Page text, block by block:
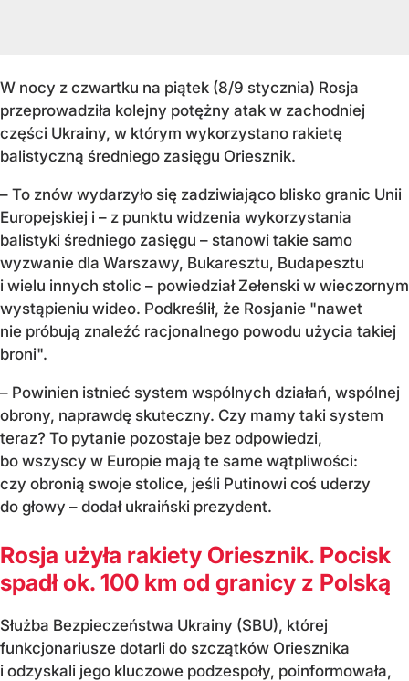
W nocy z czwartku na piątek (8/9 stycznia) Rosja
przeprowadziła kolejny potężny atak w zachodniej
części Ukrainy, w którym wykorzystano rakietę
balistyczną średniego zasięgu Oriesznik.
– To znów wydarzyło się zadziwiająco blisko granic Unii
Europejskiej i – z punktu widzenia wykorzystania
balistyki średniego zasięgu – stanowi takie samo
wyzwanie dla Warszawy, Bukaresztu, Budapesztu
i wielu innych stolic – powiedział Zełenski w wieczornym
wystąpieniu wideo. Podkreślił, że Rosjanie "nawet
nie próbują znaleźć racjonalnego powodu użycia takiej
broni".
– Powinien istnieć system wspólnych działań, wspólnej
obrony, naprawdę skuteczny. Czy mamy taki system
teraz? To pytanie pozostaje bez odpowiedzi,
bo wszyscy w Europie mają te same wątpliwości:
czy obronią swoje stolice, jeśli Putinowi coś uderzy
do głowy – dodał ukraiński prezydent.
Rosja użyła rakiety Oriesznik. Pocisk
spadł ok. 100 km od granicy z Polską
Służba Bezpieczeństwa Ukrainy (SBU), której
funkcjonariusze dotarli do szczątków Oriesznika
i odzyskali jego kluczowe podzespoły, poinformowała,